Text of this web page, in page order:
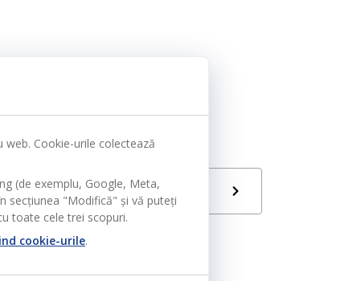
Limbă
RO
Cookie-urile colectează
(de exemplu, Google, Meta,
secțiunea "Modifică" și vă puteți
toate cele trei scopuri.
cookie-urile.